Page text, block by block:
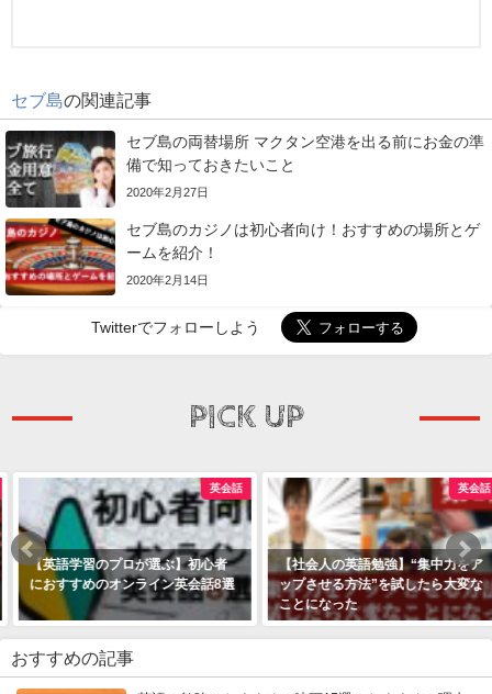
セブ島の関連記事
セブ島の両替場所 マクタン空港を出る前にお金の準
備で知っておきたいこと
2020年2月27日
セブ島のカジノは初心者向け！おすすめの場所とゲ
ームを紹介！
2020年2月14日
Twitterでフォローしよう
PICK UP
英会話
【英語学習のプロが選ぶ】初心者
におすすめのオンライン英会話8選
英会話
【社会人の英語勉強】“集中力をア
ップさせる方法”を試したら大変な
ことになった
おすすめの記事